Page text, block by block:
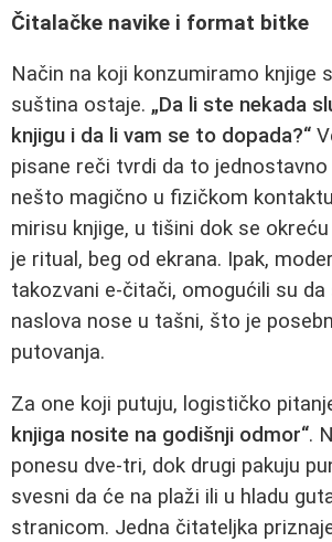
Čitalačke navike i format bitke
Način na koji konzumiramo knjige
suština ostaje. „Da li ste nekada
knjigu i da li vam se to dopada?“
pisane reči tvrdi da to
nešto magično u fizičkom
mirisu knjige, u tišini dok se
je ritual, beg od ekrana. Ipak,
takozvani e-čitači, omogućili su
naslova nose u tašni, što je
putovanja.
Za one koji putuju, logističko
knjiga nosite na godišnji odmor“.
ponesu dve-tri, dok drugi pakuju
svesni da će na plaži ili u hladu
stranicom. Jedna čitateljka